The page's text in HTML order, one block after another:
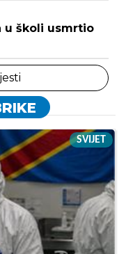
u školi usmrtio
SVIJET